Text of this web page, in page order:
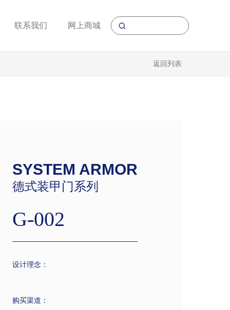
联系我们 网上商城
返回列表
SYSTEM ARMOR
德式装甲门系列
G-002
设计理念：
购买渠道：